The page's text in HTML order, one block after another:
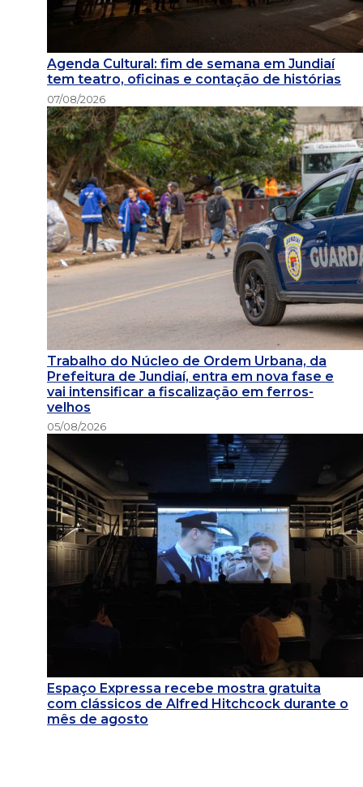
Agenda Cultural: fim de semana em Jundiaí
tem teatro, oficinas e contação de histórias
07/08/2026
Trabalho do Núcleo de Ordem Urbana, da
Prefeitura de Jundiaí, entra em nova fase e
vai intensificar a fiscalização em ferros-
velhos
05/08/2026
Espaço Expressa recebe mostra gratuita
com clássicos de Alfred Hitchcock durante o
mês de agosto